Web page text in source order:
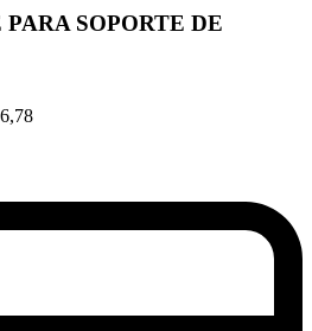
SOPORTE DE